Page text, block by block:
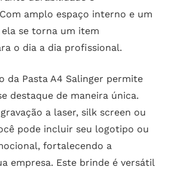
amplo espaço interno e um
ela se torna um item
o dia a dia profissional.
da Pasta A4 Salinger permite
destaque de maneira única.
a laser, silk screen ou
pode incluir seu logotipo ou
fortalecendo a
empresa. Este brinde é versátil